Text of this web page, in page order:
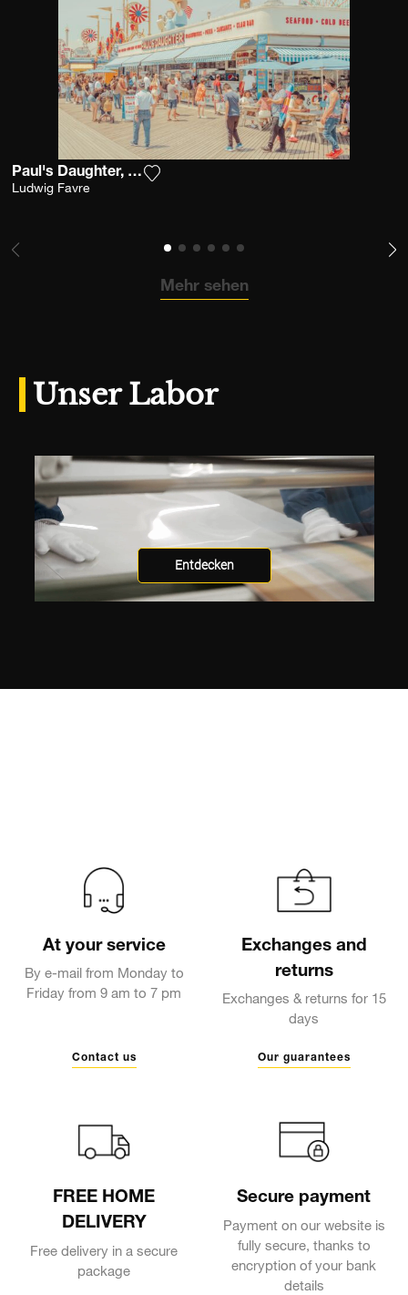
Paul's Daughter, Coney Island
Ludwig Favre
Mehr sehen
Unser Labor
Entdecken
At your service
By e-mail from Monday to
Friday from 9 am to 7 pm
Contact us
Exchanges and
returns
Exchanges & returns for 15
days
Our guarantees
FREE HOME
DELIVERY
Free delivery in a secure
package
Secure payment
Payment on our website is
fully secure, thanks to
encryption of your bank
details